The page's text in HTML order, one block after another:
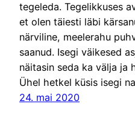
tegeleda. Tegelikkuses
et olen täiesti läbi
närviline, meelerahu
saanud. Isegi väikesed
näitasin seda ka välja ja
Ühel hetkel küsis isegi
24. mai 2020